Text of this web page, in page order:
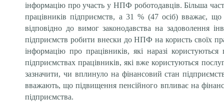
інформацію про участь у НПФ роботодавців. Більша
працівників підприємств, а 31 % (47 осіб) вважає,
відповідно до вимог законодавства на задоволення
підприємств робити внески до НПФ на користь своїх
інформацію про працівників, які наразі
підприємствах працівників, які вже користуються
зазначити, чи вплинуло на фінансовий стан
вважають, що підвищення пенсійного впливає на
підприємства.